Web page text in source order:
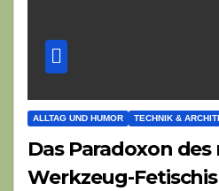
ALLTAG UND HUMOR TECHNIK &
Das Paradoxon
Werkzeug-